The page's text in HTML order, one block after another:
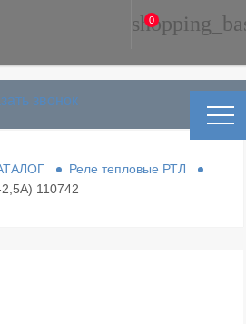
звонок
0
Реле тепловые РТЛ
110742